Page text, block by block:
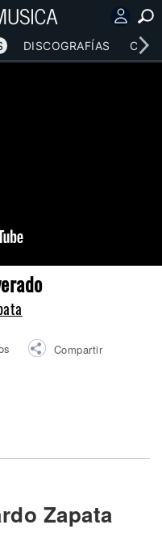
DISCOGRAFÍAS
Compartir
Zapata